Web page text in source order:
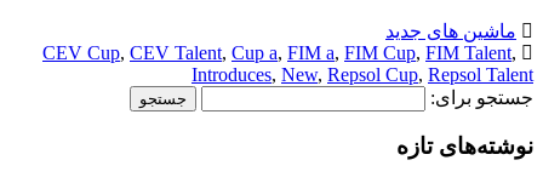
ماشین های جدید
CEV Cup, CEV Talent, Cup a, FIM a, FIM Cup, FIM Talent,
Introduces, New, Repsol Cup, Repsol Talent
جستجو برای:
نوشته‌های تازه